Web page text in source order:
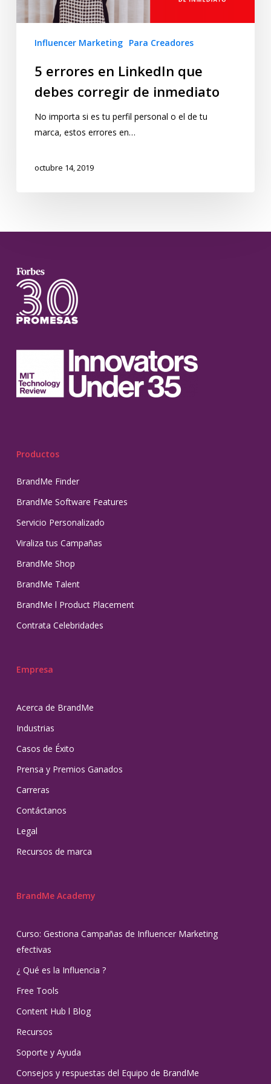
Influencer Marketing Para Creadores
5 errores en LinkedIn que
debes corregir de inmediato
No importa si es tu perfil personal o el de tu
marca, estos errores en…
octubre 14, 2019
Productos
BrandMe Finder
BrandMe Software Features
Servicio Personalizado
Viraliza tus Campañas
BrandMe Shop
BrandMe Talent
BrandMe l Product Placement
Contrata Celebridades
Empresa
Acerca de BrandMe
Industrias
Casos de Éxito
Prensa y Premios Ganados
Carreras
Contáctanos
Legal
Recursos de marca
BrandMe Academy
Curso: Gestiona Campañas de Influencer Marketing
efectivas
¿ Qué es la Influencia ?
Free Tools
Content Hub l Blog
Recursos
Soporte y Ayuda
Consejos y respuestas del Equipo de BrandMe